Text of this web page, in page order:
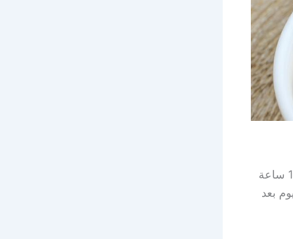
للترمس ايضا فوائد هامة جدا للشعر نوضحها لكم حيث يتم نقع الترمس في الماء لمدة 12 ساعة
بعد